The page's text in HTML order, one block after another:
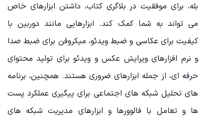
بله، برای موفقیت در بلاگری کتاب، داشتن ابزارهای خاص
می ‌تواند به شما کمک کند. ابزارهایی مانند دوربین با
کیفیت برای عکاسی و ضبط ویدئو، میکروفن برای ضبط صدا
و نرم‌ افزارهای ویرایش عکس و ویدئو برای تولید محتوای
حرفه ‌ای، از جمله ابزارهای ضروری هستند. همچنین، برنامه‌
های تحلیل شبکه ‌های اجتماعی برای پیگیری عملکرد پست‌
ها و تعامل با فالوورها و ابزارهای مدیریت شبکه‌ های